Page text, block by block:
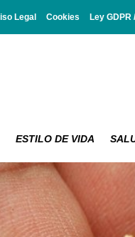
Legal Cookies Ley GDPR
ESTILO DE VIDA